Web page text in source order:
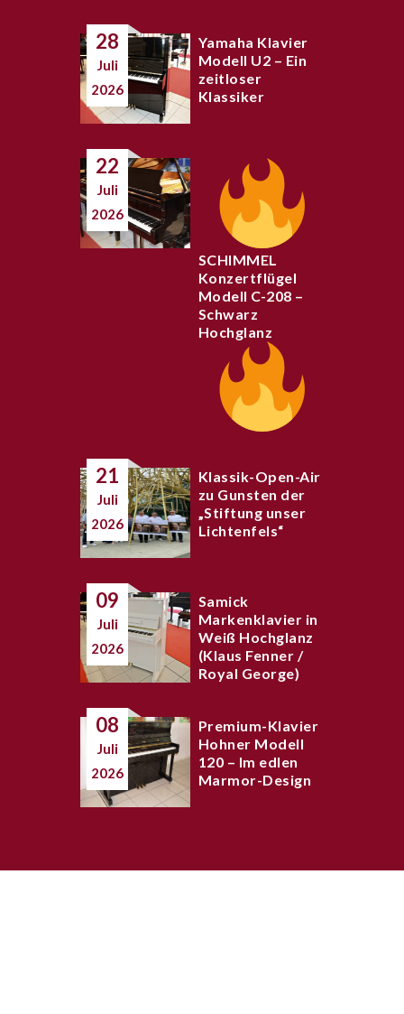
28
Juli
2026
Yamaha Klavier
Modell U2 – Ein
zeitloser
Klassiker
22
Juli
2026
SCHIMMEL
Konzertflügel
Modell C-208 –
Schwarz
Hochglanz
21
Juli
2026
Klassik-Open-Air
zu Gunsten der
„Stiftung unser
Lichtenfels“
09
Juli
2026
Samick
Markenklavier in
Weiß Hochglanz
(Klaus Fenner /
Royal George)
08
Juli
2026
Premium-Klavier
Hohner Modell
120 – Im edlen
Marmor-Design